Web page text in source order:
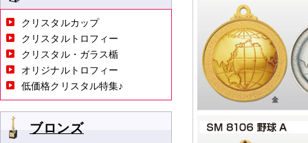
クリスタルカップ
クリスタルトロフィー
クリスタル・ガラス楯
オリジナルトロフィー
低価格クリスタル特集♪
ブロンズ